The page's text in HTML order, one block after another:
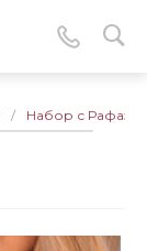
/ Набор с